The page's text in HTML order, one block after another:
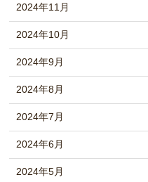
2024年11月
2024年10月
2024年9月
2024年8月
2024年7月
2024年6月
2024年5月